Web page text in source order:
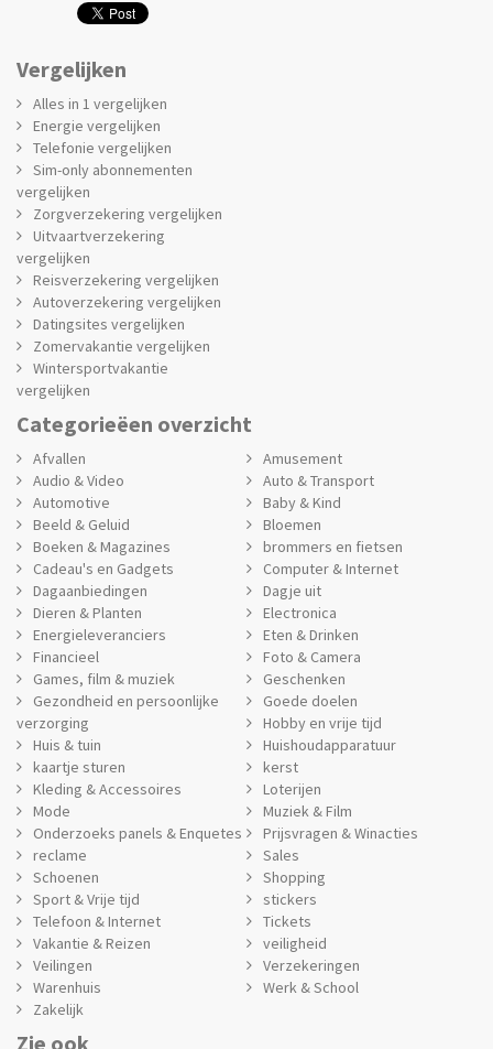
Vergelijken
Alles in 1 vergelijken
Energie vergelijken
Telefonie vergelijken
Sim-only abonnementen
vergelijken
Zorgverzekering vergelijken
Uitvaartverzekering
vergelijken
Reisverzekering vergelijken
Autoverzekering vergelijken
Datingsites vergelijken
Zomervakantie vergelijken
Wintersportvakantie
vergelijken
Categorieëen overzicht
Afvallen
Amusement
Audio & Video
Auto & Transport
Automotive
Baby & Kind
Beeld & Geluid
Bloemen
Boeken & Magazines
brommers en fietsen
Cadeau's en Gadgets
Computer & Internet
Dagaanbiedingen
Dagje uit
Dieren & Planten
Electronica
Energieleveranciers
Eten & Drinken
Financieel
Foto & Camera
Games, film & muziek
Geschenken
Gezondheid en persoonlijke
verzorging
Goede doelen
Hobby en vrije tijd
Huis & tuin
Huishoudapparatuur
kaartje sturen
kerst
Kleding & Accessoires
Loterijen
Mode
Muziek & Film
Onderzoeks panels & Enquetes
Prijsvragen & Winacties
reclame
Sales
Schoenen
Shopping
Sport & Vrije tijd
stickers
Telefoon & Internet
Tickets
Vakantie & Reizen
veiligheid
Veilingen
Verzekeringen
Warenhuis
Werk & School
Zakelijk
Zie ook